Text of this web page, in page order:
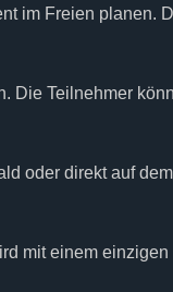
im Freien planen.
Die Teilnehmer
oder direkt auf
mit einem